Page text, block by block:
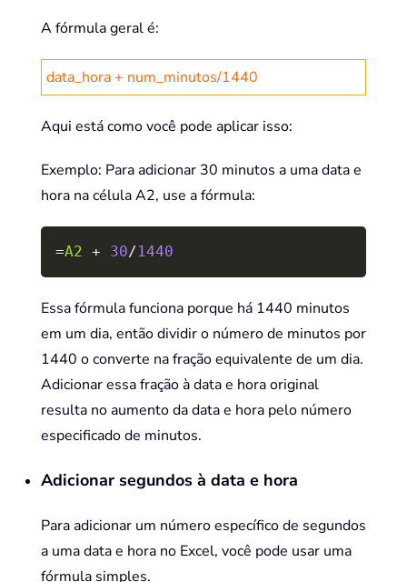
A fórmula geral é:
data_hora + num_minutos/1440
Aqui está como você pode aplicar isso:
Exemplo: Para adicionar 30 minutos a uma data e
hora na célula A2, use a fórmula:
=A2 + 30/1440
Essa fórmula funciona porque há 1440 minutos
em um dia, então dividir o número de minutos por
1440 o converte na fração equivalente de um dia.
Adicionar essa fração à data e hora original
resulta no aumento da data e hora pelo número
especificado de minutos.
Adicionar segundos à data e hora
Para adicionar um número específico de segundos
a uma data e hora no Excel, você pode usar uma
fórmula simples.